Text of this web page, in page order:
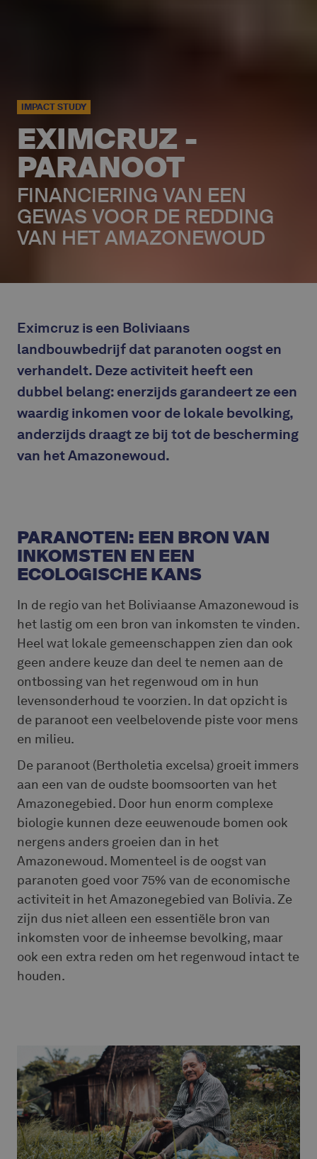
IMPACT STUDY
EXIMCRUZ -
PARANOOT
FINANCIERING VAN EEN
GEWAS VOOR DE REDDING
VAN HET AMAZONEWOUD
Eximcruz is een Boliviaans
landbouwbedrijf dat paranoten oogst en
verhandelt. Deze activiteit heeft een
dubbel belang: enerzijds garandeert ze een
waardig inkomen voor de lokale bevolking,
anderzijds draagt ze bij tot de bescherming
van het Amazonewoud.
PARANOTEN: EEN BRON VAN
INKOMSTEN EN EEN
ECOLOGISCHE KANS
In de regio van het Boliviaanse Amazonewoud is
het lastig om een bron van inkomsten te vinden.
Heel wat lokale gemeenschappen zien dan ook
geen andere keuze dan deel te nemen aan de
ontbossing van het regenwoud om in hun
levensonderhoud te voorzien. In dat opzicht is
de paranoot een veelbelovende piste voor mens
en milieu.
De paranoot (Bertholetia excelsa) groeit immers
aan een van de oudste boomsoorten van het
Amazonegebied. Door hun enorm complexe
biologie kunnen deze eeuwenoude bomen ook
nergens anders groeien dan in het
Amazonewoud. Momenteel is de oogst van
paranoten goed voor 75% van de economische
activiteit in het Amazonegebied van Bolivia. Ze
zijn dus niet alleen een essentiële bron van
inkomsten voor de inheemse bevolking, maar
ook een extra reden om het regenwoud intact te
houden.